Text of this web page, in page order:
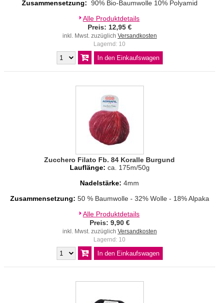
Zusammensetzung: 90% Bio-Baumwolle 10% Polyamid
Alle Produktdetails
Preis: 12,95 €
inkl. Mwst. zuzüglich Versandkosten
Lagernd: 10
Zucchero Filato Fb. 84 Koralle Burgund
Lauflänge: ca. 175m/50g
Nadelstärke: 4mm
Zusammensetzung: 50 % Baumwolle - 32% Wolle - 18% Alpaka
Alle Produktdetails
Preis: 9,90 €
inkl. Mwst. zuzüglich Versandkosten
Lagernd: 10